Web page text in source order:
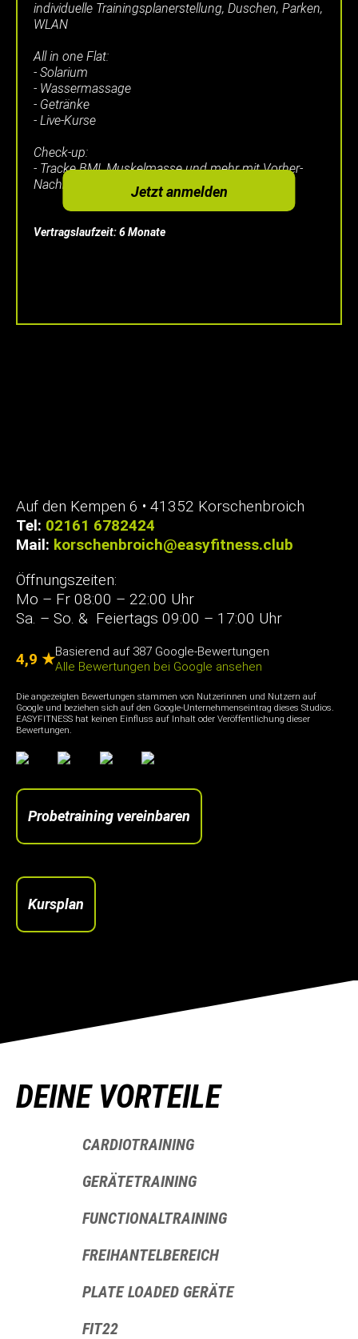
individuelle Trainingsplanerstellung, Duschen, Parken,
WLAN
All in one Flat:
- Solarium
- Wassermassage
- Getränke
- Live-Kurse
Check-up:
- Tracke BMI, Muskelmasse und mehr mit Vorher-
Nachher-Vergleich in unserer App
Vertragslaufzeit: 6 Monate
Jetzt anmelden
Auf den Kempen 6 • 41352 Korschenbroich
Tel: 02161 6782424
Mail: korschenbroich@easyfitness.club
Öffnungszeiten:
Mo – Fr 08:00 – 22:00 Uhr
Sa. – So. & Feiertags 09:00 – 17:00 Uhr
4,9 ★Basierend auf 387 Google-Bewertungen
Alle Bewertungen bei Google ansehen
Die angezeigten Bewertungen stammen von Nutzerinnen und Nutzern auf
Google und beziehen sich auf den Google-Unternehmenseintrag dieses Studios.
EASYFITNESS hat keinen Einfluss auf Inhalt oder Veröffentlichung dieser
Bewertungen.
Probetraining vereinbaren
Kursplan
DEINE VORTEILE
CARDIOTRAINING
GERÄTETRAINING
FUNCTIONALTRAINING
FREIHANTELBEREICH
PLATE LOADED GERÄTE
FIT22